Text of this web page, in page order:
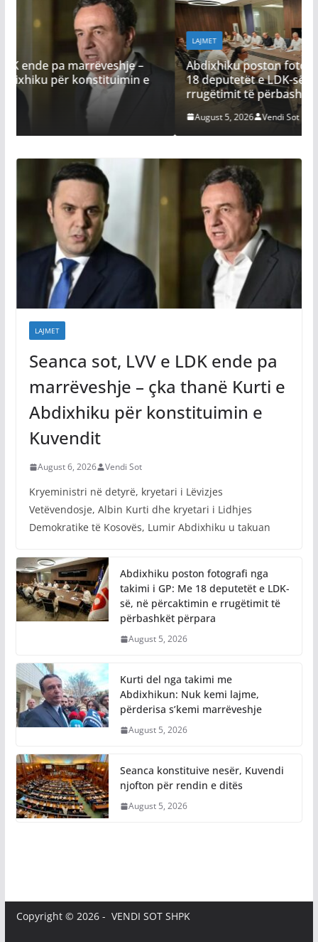
LAJMET
Abdixhiku poston fotografi nga takimi i GP: Me
18 deputetët e LDK-së, në përcaktimin e
rrugëtimit të përbashkët përpara
August 5, 2026
LAJMET
Seanca sot, LVV e LDK ende pa
marrëveshje – çka thanë Kurti e
Abdixhiku për konstituimin e
Kuvendit
August 6, 2026 Vendi Sot
Kryeministri në detyrë, kryetari i Lëvizjes
Vetëvendosje, Albin Kurti dhe kryetari i Lidhjes
Demokratike të Kosovës, Lumir Abdixhiku u takuan
Abdixhiku poston fotografi nga
takimi i GP: Me 18 deputetët e LDK-
së, në përcaktimin e rrugëtimit të
përbashkët përpara
August 5, 2026
Kurti del nga takimi me
Abdixhikun: Nuk kemi lajme,
përderisa s’kemi marrëveshje
August 5, 2026
Seanca konstituive nesër, Kuvendi
njofton për rendin e ditës
August 5, 2026
Copyright © 2026 - VENDI SOT SHPK